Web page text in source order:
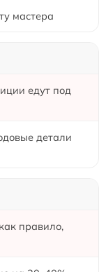
мастера
едут под
детали
правило,